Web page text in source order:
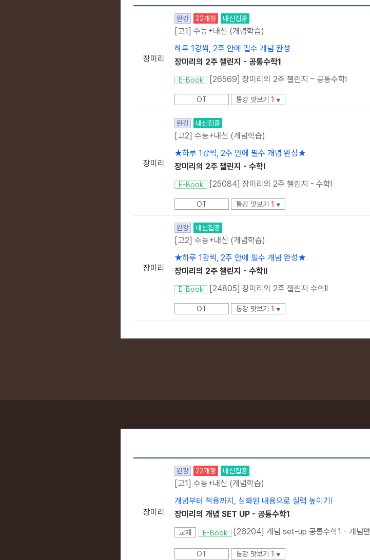
장미리
완강 22개정 내신집중
[고1] 수능+내신 (개념학습)
하루 1강씩, 2주 안에 필수 개념 완성
장미리의 2주 챌린지 - 공통수학1
E-Book [26569] 장미리의 2주 챌린지 – 공통수학l
OT 통강 맛보기 1 ▼
장미리
완강 내신집중
[고2] 수능+내신 (개념학습)
★하루 1강씩, 2주 안에 필수 개념 완성★
장미리의 2주 챌린지 - 수학l
E-Book [25084] 장미리의 2주 챌린지 - 수학l
OT 통강 맛보기 1 ▼
장미리
완강 내신집중
[고2] 수능+내신 (개념학습)
★하루 1강씩, 2주 안에 필수 개념 완성★
장미리의 2주 챌린지 - 수학ll
E-Book [24805] 장미리의 2주 챌린지 수학ll
OT 통강 맛보기 1 ▼
장미리
완강 22개정 내신집중
[고1] 수능+내신 (개념학습)
개념부터 적용까지, 심화된 내용으로 실력 높이기!
장미리의 개념 SET UP - 공통수학1
교재 E-Book [26204] 개념 set-up 공통수학1 - 개념편
OT 통강 맛보기 1 ▼